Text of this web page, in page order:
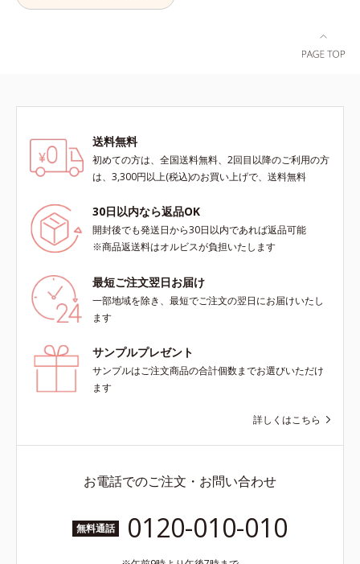
インのため、大事なイベント前のケ
送料無料
初めての方は、全国送料無料、2回目以降のご利用の方
は、3,300円以上(税込)のお買い上げで、送料無料
30日以内なら返品OK
開封後でも発送日から30日以内であれば返品可能
※商品返送料はオルビスが負担いたします
最短ご注文翌日お届け
一部地域を除き、最短でご注文の翌日にお届けいたし
ます
サンプルプレゼント
サンプルはご注文商品の合計個数までお選びいただけ
ます
詳しくはこちら
お電話でのご注文・お問い合わせ
無料通話 0120-010-010